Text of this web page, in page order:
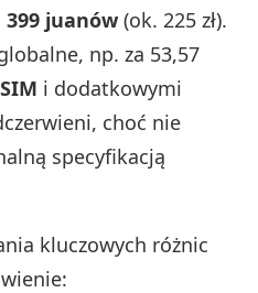
399 juanów (ok. 225 zł).
np. za 53,57
i dodatkowymi
choć nie
specyfikacją
kluczowych różnic